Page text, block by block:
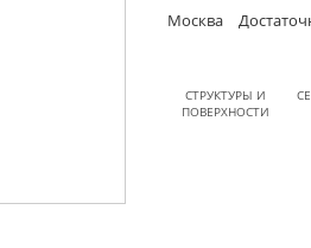
Москва
СТРУКТУРЫ И
ПОВЕРХНОСТИ